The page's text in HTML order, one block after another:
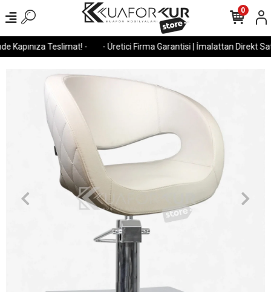
Kapınıza Teslimat! - - Üretici Firma Garantisi | İmalattan Direkt
0